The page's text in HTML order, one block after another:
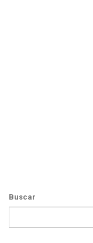
Buscar